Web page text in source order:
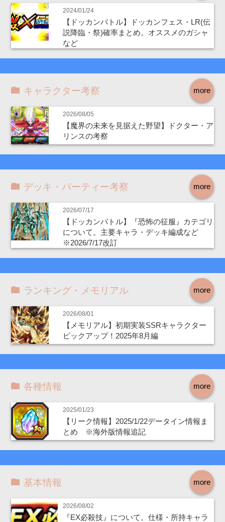
2024/01/24
【ドッカンバトル】ドッカンフェス・LR(伝
説降臨・祭)確率まとめ。オススメのガシャ
など
more
キャラクター考察
2026/08/05
【魔界の未来を見据えた野望】ドクター・ア
リンスの考察
more
デッキ・パーティー考察
2026/07/17
【ドッカンバトル】『恐怖の征服』カテゴリ
について。主要キャラ・デッキ編成など
※2026/7/17改訂
more
ランキング・メモリアル
2026/08/01
【メモリアル】初期実装SSRキャラクター
ピックアップ！2025年8月編
more
各種情報
2025/01/23
【リーク情報】2025/1/22データイン情報ま
とめ ※海外版情報追記
more
基本情報
2026/08/02
『EX必殺技』について。仕様・所持キャラ